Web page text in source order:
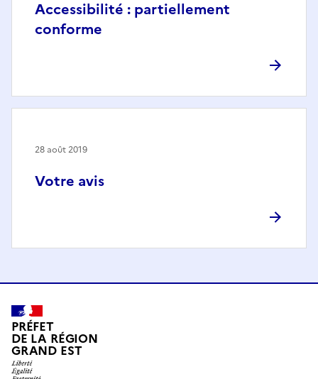
Accessibilité : partiellement
conforme
Votre avis
28 août 2019
PRÉFET
DE LA RÉGION
GRAND EST